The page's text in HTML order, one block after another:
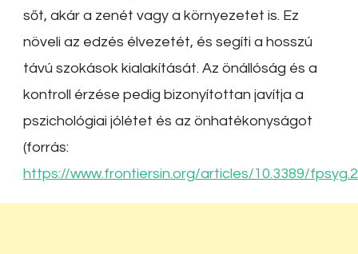
sőt, akár a zenét vagy a környezetet is. Ez
növeli az edzés élvezetét, és segíti a hosszú
távú szokások kialakítását. Az önállóság és a
kontroll érzése pedig bizonyítottan javítja a
pszichológiai jólétet és az önhatékonyságot
(forrás:
https://www.frontiersin.org/articles/10.3389/